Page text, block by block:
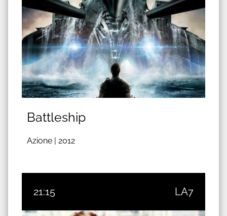
Battleship
Azione | 2012
21:15 LA7